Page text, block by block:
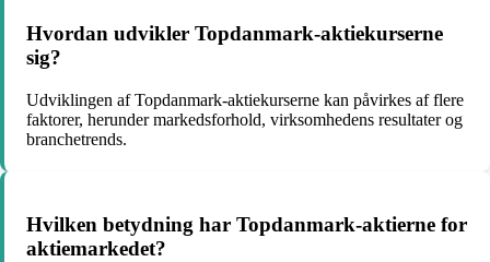
Hvordan udvikler Topdanmark-aktiekurserne
sig?
Udviklingen af Topdanmark-aktiekurserne kan påvirkes af flere
faktorer, herunder markedsforhold, virksomhedens resultater og
branchetrends.
Hvilken betydning har Topdanmark-aktierne for
aktiemarkedet?